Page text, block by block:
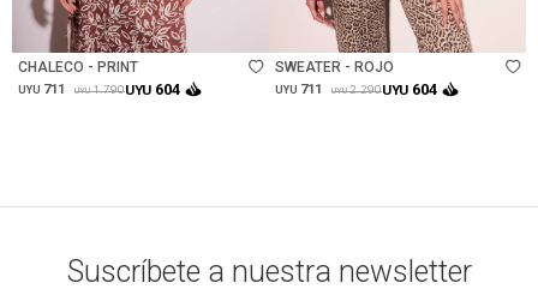
Talle
CHALECO - PRINT
UYU 711 UYU 1.790UYU 604
Talle
SWEATER - ROJO
UYU 711 UYU 2.290UYU 604
Suscríbete a nuestra newsletter